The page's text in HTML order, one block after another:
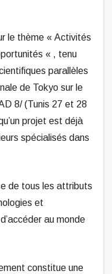
le thème « Activités
« , tenu
parallèles
de Tokyo sur le
8/ (Tunis 27 et 28
projet est déjà
spécialisés dans
de tous les attributs
et
au monde
constitue une